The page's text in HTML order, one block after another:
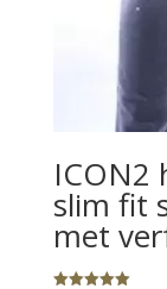
ICON2
slim fit
met